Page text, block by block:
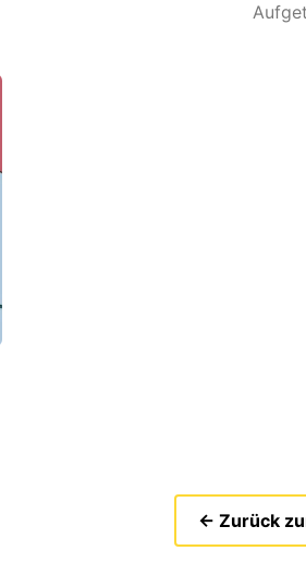
← Zurück